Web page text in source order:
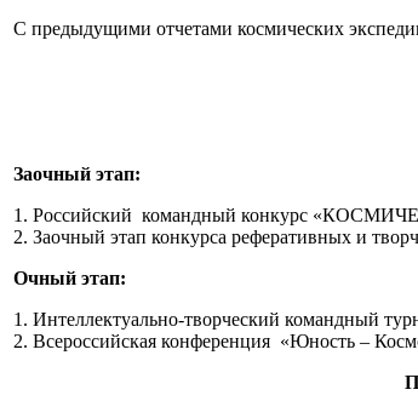
С предыдущими отчетами космических
Заочный этап:
1. Российский командный конкурс
2. Заочный этап конкурса реферативных и
Очный этап:
1. Интеллектуально-творческий командный
2. Всероссийская конференция «Юность –